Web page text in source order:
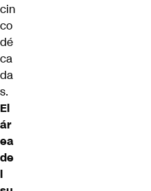
cin
co
dé
ca
da
s.
El
ár
ea
de
l